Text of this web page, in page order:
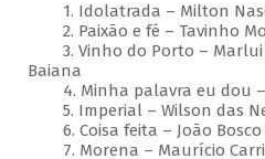
1. Idolatrada – Milton
2. Paixão e fé – Tavinho
3. Vinho do Porto – Marlui
Baiana
4. Minha palavra eu dou –
5. Imperial – Wilson das
6. Coisa feita – João Bosco
7. Morena – Maurício